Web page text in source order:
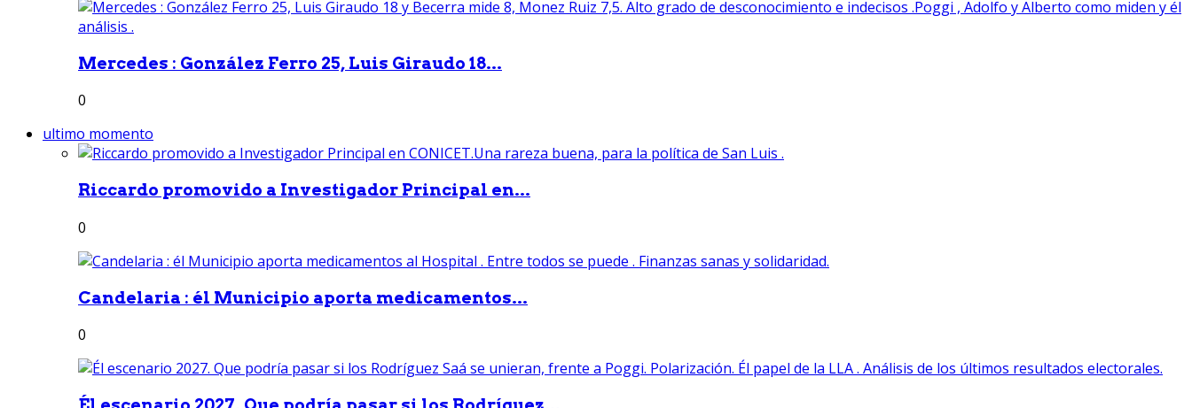
Mercedes : González Ferro 25, Luis Giraudo 18...
0
ultimo momento
Riccardo promovido a Investigador Principal en...
0
Candelaria : él Municipio aporta medicamentos...
0